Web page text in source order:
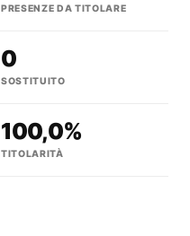
PRESENZE DA TITOLARE
0
SOSTITUITO
100,0%
TITOLARITÀ